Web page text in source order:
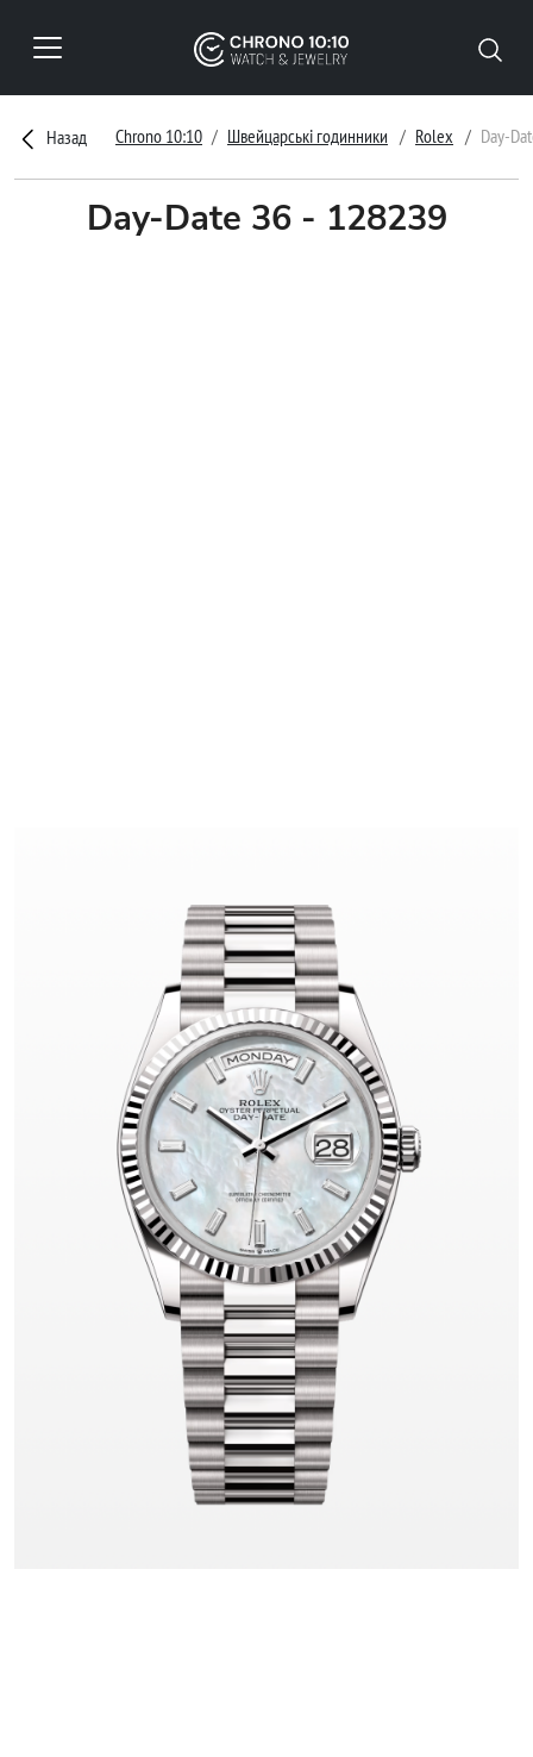
Назад Chrono 10:10 Швейцарські годинники Rolex Day-
Day-Date 36 - 128239